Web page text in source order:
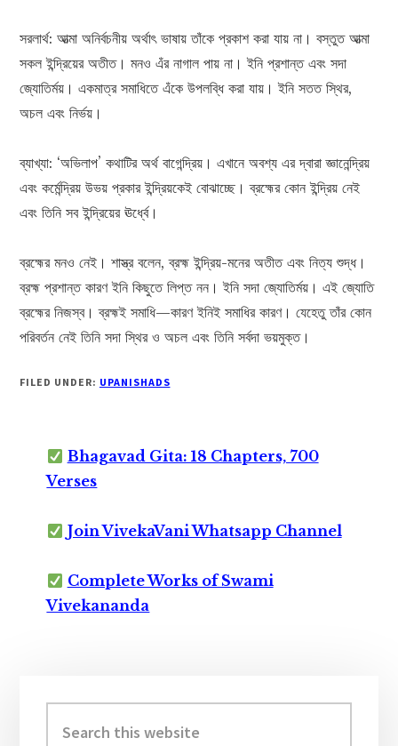
সরলার্থ: আত্মা অনির্বচনীয় অর্থাৎ ভাষায় তাঁকে প্রকাশ করা যায় না। বস্তুত আত্মা
সকল ইন্দ্রিয়ের অতীত। মনও এঁর নাগাল পায় না। ইনি প্রশান্ত এবং সদা
জ্যোতির্ময়। একমাত্র সমাধিতে এঁকে উপলব্ধি করা যায়। ইনি সতত স্থির,
অচল এবং নির্ভয়।
ব্যাখ্যা: ‘অভিলাপ’ কথাটির অর্থ বাগেন্দ্রিয়। এখানে অবশ্য এর দ্বারা জ্ঞানেন্দ্রিয়
এবং কর্মেন্দ্রিয় উভয় প্রকার ইন্দ্রিয়কেই বোঝাচ্ছে। ব্রহ্মের কোন ইন্দ্রিয় নেই
এবং তিনি সব ইন্দ্রিয়ের ঊর্ধ্বে।
ব্রহ্মের মনও নেই। শাস্ত্র বলেন, ব্রহ্ম ইন্দ্রিয়-মনের অতীত এবং নিত্য শুদ্ধ।
ব্রহ্ম প্রশান্ত কারণ ইনি কিছুতে লিপ্ত নন। ইনি সদা জ্যোতির্ময়। এই জ্যোতি
ব্রহ্মের নিজস্ব। ব্রহ্মই সমাধি—কারণ ইনিই সমাধির কারণ। যেহেতু তাঁর কোন
পরিবর্তন নেই তিনি সদা স্থির ও অচল এবং তিনি সর্বদা ভয়মুক্ত।
FILED UNDER: UPANISHADS
Bhagavad Gita: 18 Chapters, 700
Verses
Join VivekaVani Whatsapp Channel
Complete Works of Swami
Vivekananda
Sidebar
this